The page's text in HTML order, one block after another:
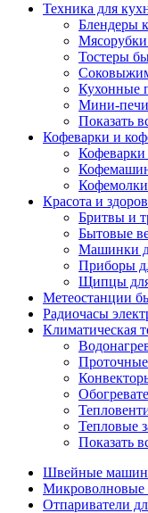
Техника для
Блендеры
Тостеры
Кухонные
Мини-печи
Показать
Кофеварки и
Кофеварки
Кофемолки
Красота и
Бритвы и
Бытовые
Машинки
Приборы
Щипцы
Метеостанции
Радиочасы
Климатическая
Проточные
Тепловые
Показать
Швейные
Микроволновые
Отпариватели